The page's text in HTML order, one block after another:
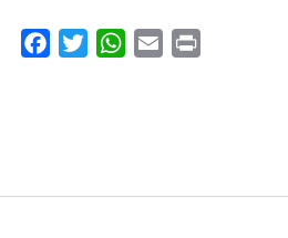
FacebookTwitterWhatsApp
Email